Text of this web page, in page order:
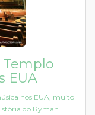
EUA
nos EUA, muito
do Ryman